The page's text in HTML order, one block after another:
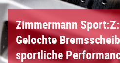
Zimmermann Sport:Z:
Gelochte
sportliche